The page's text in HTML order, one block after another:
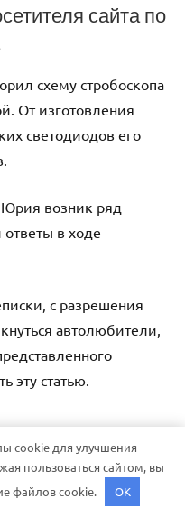
сайта по
схему стробоскопа
От изготовления
светодиодов его
Юрия возник ряд
ответы в ходе
с разрешения
автолюбители,
эту статью.
заменить на
cookie для улучшения
пользоваться сайтом, вы
файлов cookie.
OK